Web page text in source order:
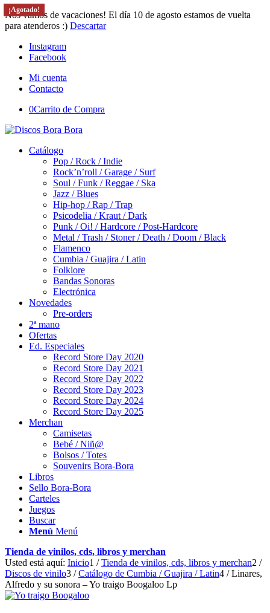
Nos vamos de vacaciones! El día 10 de agosto estamos de vuelta
para atenderos :) Descartar
Instagram
Facebook
Mi cuenta
Contacto
0Carrito de Compra
Catálogo
Pop / Rock / Indie
Rock’n’roll / Garage / Surf
Soul / Funk / Reggae / Ska
Jazz / Blues
Hip-hop / Rap / Trap
Psicodelia / Kraut / Dark
Punk / Oi! / Hardcore / Post-Hardcore
Metal / Trash / Stoner / Death / Doom / Black
Flamenco
Cumbia / Guajira / Latin
Folklore
Bandas Sonoras
Electrónica
Novedades
Pre-orders
2ª mano
Ofertas
Ed. Especiales
Record Store Day 2020
Record Store Day 2021
Record Store Day 2022
Record Store Day 2023
Record Store Day 2024
Record Store Day 2025
Merchan
Camisetas
Bebé / Niñ@
Bolsos / Totes
Souvenirs Bora-Bora
Libros
Sello Bora-Bora
Carteles
Juegos
Buscar
Menú Menú
Tienda de vinilos, cds, libros y merchan
Usted está aquí: Inicio1 / Tienda de vinilos, cds, libros y merchan2 /
Discos de vinilo3 / Catálogo de Cumbia / Guajira / Latin4 / Linares,
Alfredo y su sonora – Yo traigo Boogaloo Lp
¡Agotado!
¡Agotado!
¡Agotado!
¡Agotado!